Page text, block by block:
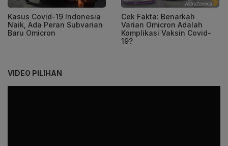
Kasus Covid-19 Indonesia
Naik, Ada Peran Subvarian
Baru Omicron
Cek Fakta: Benarkah
Varian Omicron Adalah
Komplikasi Vaksin Covid-
19?
VIDEO PILIHAN